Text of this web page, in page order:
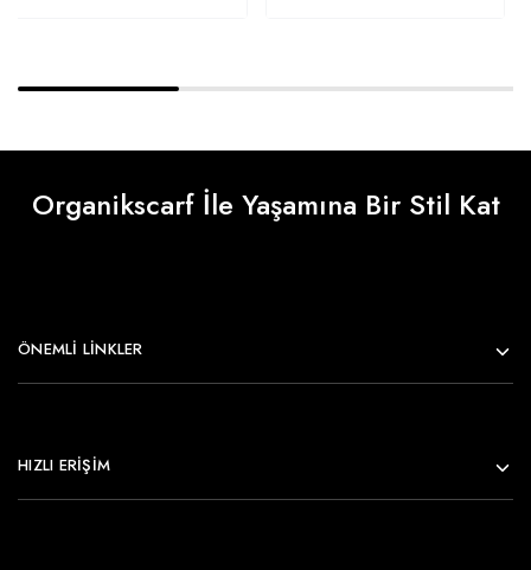
Organikscarf İle Yaşamına Bir Stil Kat
ÖNEMLI LINKLER
HIZLI ERİŞİM